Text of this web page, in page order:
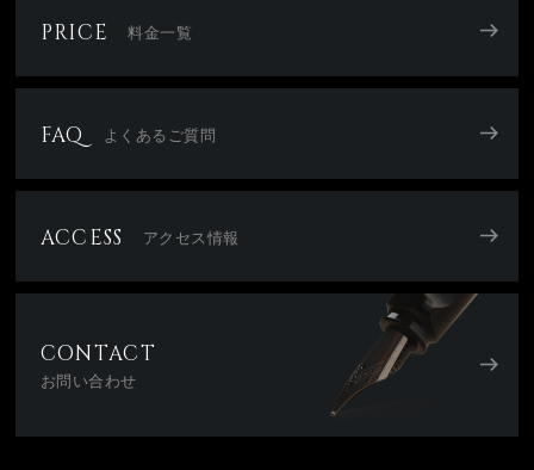
PRICE 料金一覧
FAQ よくあるご質問
ACCESS アクセス情報
CONTACT
お問い合わせ